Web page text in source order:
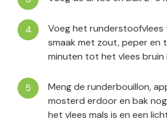
Voeg het runderstoofvlees
smaak met zout, peper en
minuten tot het vlees bruin
Meng de runderbouillon,
mosterd erdoor en bak
het vlees mals is en een